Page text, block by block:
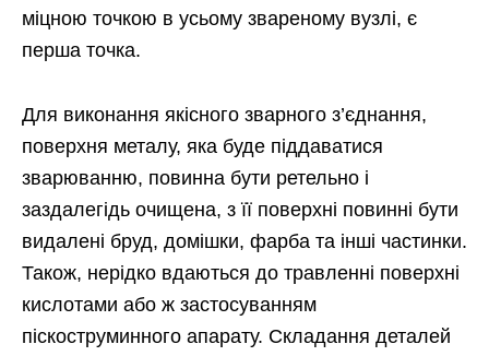
міцною точкою в усьому звареному вузлі, є
перша точка.
Для виконання якісного зварного з’єднання,
поверхня металу, яка буде піддаватися
зварюванню, повинна бути ретельно і
заздалегідь очищена, з її поверхні повинні бути
видалені бруд, домішки, фарба та інші частинки.
Також, нерідко вдаються до травленні поверхні
кислотами або ж застосуванням
піскоструминного апарату. Складання деталей